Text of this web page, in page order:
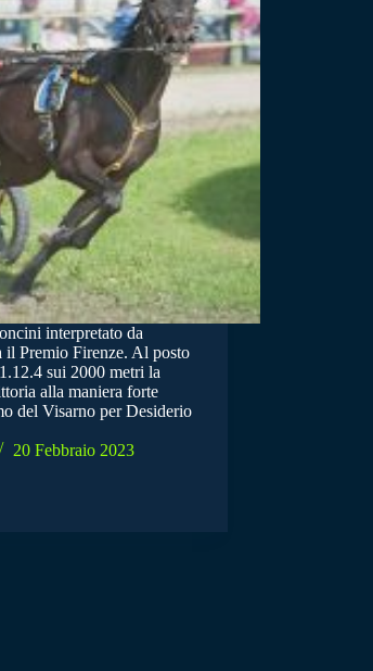
interpretato da
Premio Firenze. Al posto
sui 2000 metri la
alla maniera forte
del Visarno per Desiderio
20 Febbraio 2023